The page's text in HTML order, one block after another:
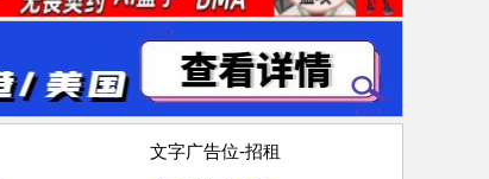
文字广告位-招租